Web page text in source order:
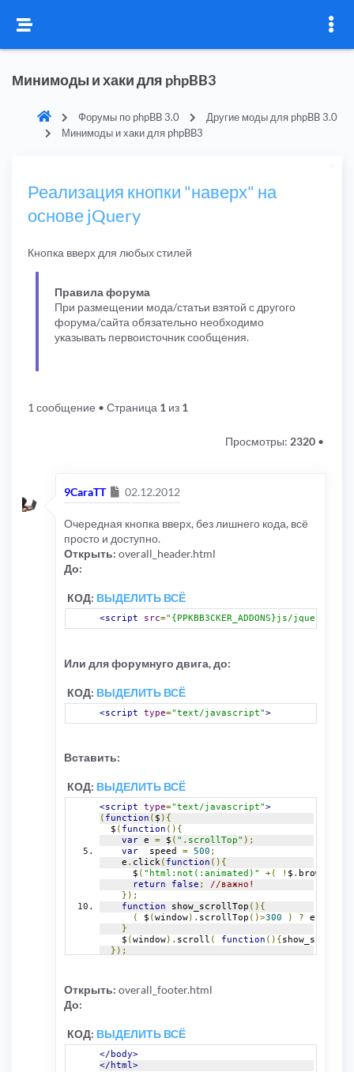
Минимоды и хаки для phpBB3
Форумы по phpBB 3.0
Другие моды для phpBB 3.0
Минимоды и хаки для phpBB3
Реализация кнопки "наверх" на
основе jQuery
Кнопка вверх для любых стилей
Правила форума
При размещении мода/статьи взятой с другого
форума/сайта обязательно необходимо
указывать первоисточник сообщения.
1 сообщение • Страница 1 из 1
Просмотры: 2320 •
9CaraTT Сообщение
02.12.2012
Очередная кнопка вверх, без лишнего кода, всё
просто и доступно.
Открыть: overall_header.html
До:
КОД: ВЫДЕЛИТЬ ВСЁ
<script src="{PPKBB3CKER_ADDONS}js/jquery-
Или для форумнуго двига, до:
КОД: ВЫДЕЛИТЬ ВСЁ
<script type="text/javascript">
Вставить:
КОД: ВЫДЕЛИТЬ ВСЁ
<script type="text/javascript">
( function ( $ ){
  $
( function (){
var e = $ ( ".scrollTop" );
var
  speed
= 500 ;
    e
. click( function (){
      $
( "html:not(:animated)" +( ! $ . browser
return
false ;
//важно!
});
function show_scrollTop (){
(
$ ( window). scrollTop ()>300 ) ? e
}
    $
( window). scroll ( function (){
});
Открыть: overall_footer.html
До:
КОД: ВЫДЕЛИТЬ ВСЁ
</body>
</html>